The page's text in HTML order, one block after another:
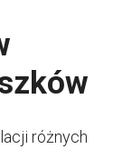
różnych